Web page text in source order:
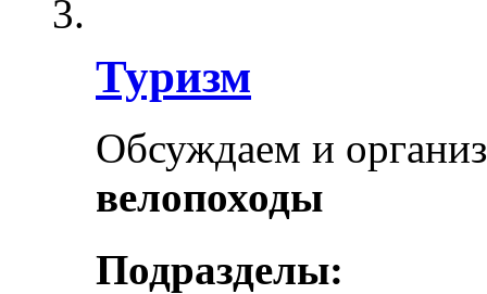
Туризм
Обсуждаем и
велопоходы
Подразделы: